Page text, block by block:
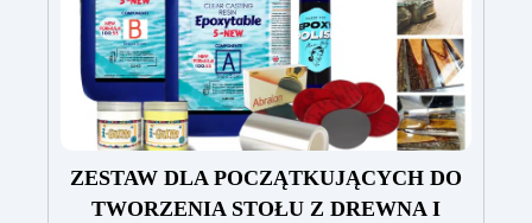
początkujących. Dodatkowo zoptymalizowana
struktura wewnętrzna zmniejsza hałas podczas
pracy, zapewniając ciche i komfortowe
środowisko. Idealna dla rzemieślników, twórców
form, producentów biżuterii oraz miłośników
DIY — to narzędzie szybko i profesjonalnie
podnosi jakość Twoich projektów.
ZESTAW DLA POCZĄTKUJĄCYCH DO
TWORZENIA STOŁU Z DREWNA I